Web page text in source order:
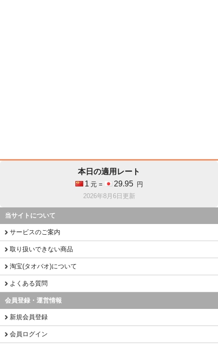
本日の適用レート
1 元 = 29.95
円
2026年8月6日更新
当サイトについて
サービスのご案内
取り扱いできない商品
淘宝(タオバオ)について
よくある質問
会員登録・運営情報
新規会員登録
会員ログイン